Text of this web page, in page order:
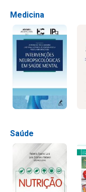
Medicina
Saúde